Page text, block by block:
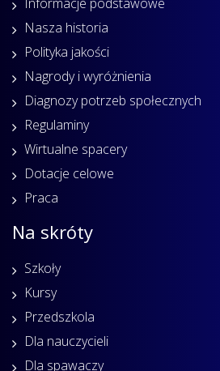
Nasza historia
Polityka jakości
Nagrody i wyróżnienia
Diagnozy potrzeb społecznych
Regulaminy
Wirtualne spacery
Dotacje celowe
Praca
Na skróty
Szkoły
Kursy
Przedszkola
Dla nauczycieli
Dla spawaczy